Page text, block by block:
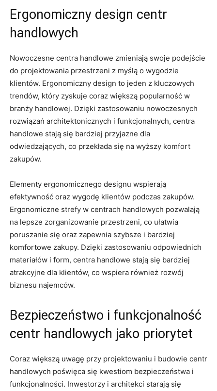
Ergonomiczny design centr
handlowych
Nowoczesne centra⁢ handlowe zmieniają swoje ⁢podejście
do projektowania przestrzeni z myślą o wygodzie
klientów. Ergonomiczny⁤ design to jeden z kluczowych
trendów, który zyskuje coraz większą popularność w
branży handlowej. Dzięki zastosowaniu nowoczesnych
rozwiązań ⁢architektonicznych i funkcjonalnych, centra
handlowe stają się bardziej ⁢przyjazne dla
odwiedzających, co przekłada ⁣się na wyższy komfort
zakupów.
Elementy ergonomicznego⁤ designu wspierają
efektywność⁣ oraz wygodę klientów podczas zakupów.
⁣Ergonomiczne strefy w centrach handlowych pozwalają​
na lepsze zorganizowanie przestrzeni, co⁣ ułatwia
‌poruszanie​ się oraz zapewnia szybsze i bardziej
komfortowe zakupy. ‌Dzięki zastosowaniu odpowiednich
materiałów ‌i form, centra handlowe⁤ stają się bardziej
atrakcyjne dla klientów, co wspiera również rozwój
biznesu najemców.
Bezpieczeństwo i funkcjonalność
centr handlowych jako ‌priorytet
Coraz większą uwagę przy ‌projektowaniu i budowie centr
handlowych poświęca ‌się kwestiom‍ bezpieczeństwa i
funkcjonalności.‍ Inwestorzy‌ i architekci ⁢starają się⁤